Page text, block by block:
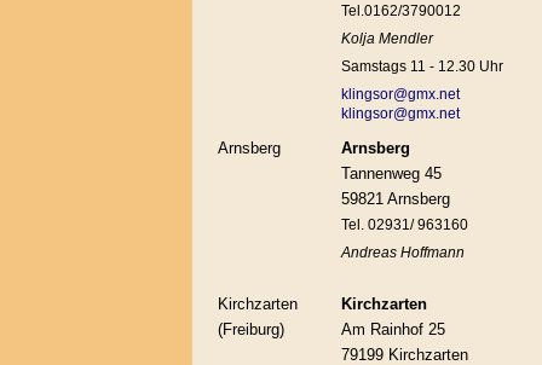
Tel.0162/3790012
Kolja Mendler
Samstags 11 - 12.30 Uhr
klingsor@gmx.net
klingsor@gmx.net
Arnsberg
Arnsberg
Tannenweg 45
59821 Arnsberg
Tel. 02931/ 963160
Andreas Hoffmann
Kirchzarten
Kirchzarten
(Freiburg)
Am Rainhof 25
79199 Kirchzarten